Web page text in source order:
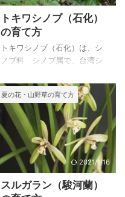
トキワシノブ（石化）
の育て方
トキワシノブ（石化）は、シ
ノブ科 シノブ属で、台湾シ
す。 外国のシノブとは思えな
いくらい身近な常緑の丈夫な
シノブで、鉢植え、石付け、
木付け、吊りもの、寄せ植え
などに使われ、山野草愛好家
に広く普及しているようで
す。 また変化が多いようで、
小型の物から根が石化したも
のなどがあるようです。 上の
夏の花・山野草の育て方
2021/1/16
スルガラン（駿河蘭）